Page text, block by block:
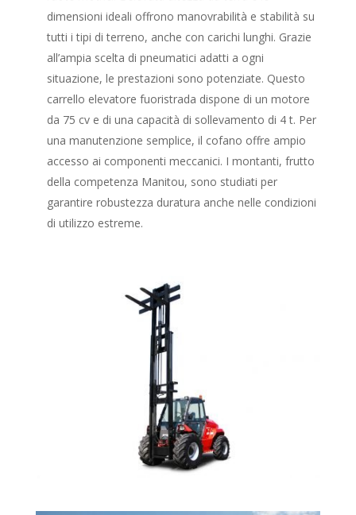
dimensioni ideali offrono manovrabilità e stabilità su
tutti i tipi di terreno, anche con carichi lunghi. Grazie
all’ampia scelta di pneumatici adatti a ogni
situazione, le prestazioni sono potenziate. Questo
carrello elevatore fuoristrada dispone di un motore
da 75 cv e di una capacità di sollevamento di 4 t. Per
una manutenzione semplice, il cofano offre ampio
accesso ai componenti meccanici. I montanti, frutto
della competenza Manitou, sono studiati per
garantire robustezza duratura anche nelle condizioni
di utilizzo estreme.